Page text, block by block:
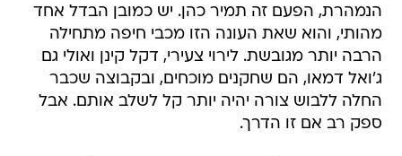
הנמהרת, הפעם זה תמיר כהן. יש כמובן הבדל אחד
מהותי, והוא שאת העונה הזו מכבי חיפה מתחילה
הרבה יותר מגובשת. לירוי צעירי, דקל קינן ואולי גם
ג'ואל דמאו, הם שחקנים מוכחים, ובקבוצה שכבר
החלה ללבוש צורה יהיה יותר קל לשלב אותם. אבל
ספק רב אם זו הדרך.